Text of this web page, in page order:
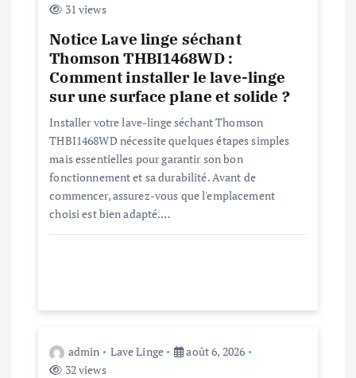
31 views
Notice Lave linge séchant
Thomson THBI1468WD :
Comment installer le lave-linge
sur une surface plane et solide ?
Installer votre lave-linge séchant Thomson
THBI1468WD nécessite quelques étapes simples
mais essentielles pour garantir son bon
fonctionnement et sa durabilité. Avant de
commencer, assurez-vous que l'emplacement
choisi est bien adapté.…
admin Lave Linge
août 6, 2026
32 views